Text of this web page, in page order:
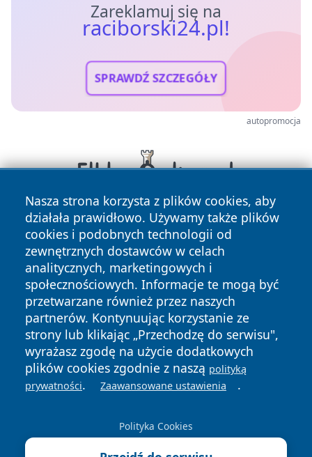
Zareklamuj się na
raciborski24.pl!
SPRAWDŹ SZCZEGÓŁY
autopromocja
Nasza strona korzysta z plików cookies, aby
działała prawidłowo. Używamy także plików
cookies i podobnych technologii od
zewnętrznych dostawców w celach
analitycznych, marketingowych i
społecznościowych. Informacje te mogą być
przetwarzane również przez naszych
partnerów. Kontynuując korzystanie ze
strony lub klikając „Przechodzę do serwisu",
wyrażasz zgodę na użycie dodatkowych
plików cookies zgodnie z naszą polityką
prywatności. Zaawansowane ustawienia .
Polityka Cookies
Copyright © 2026 raciborski24.pl Wszystkie prawa
zastrzeżone.
News Autorzy
Polityka
Prywatności
Polityka
Cookies